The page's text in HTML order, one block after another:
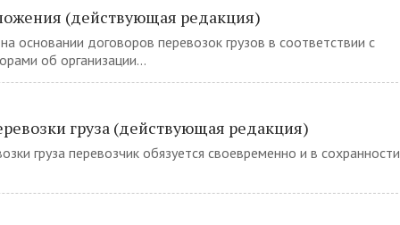
(действующая редакция)
основании договоров перевозок грузов в соответствии с
об организации...
груза (действующая редакция)
груза перевозчик обязуется своевременно и в сохранности